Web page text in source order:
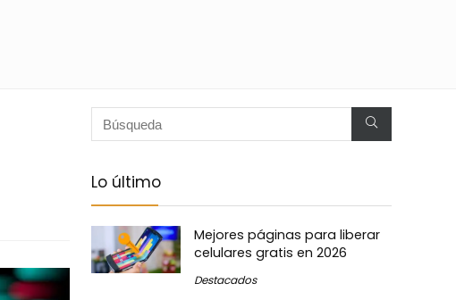
Lo último
Mejores páginas para liberar
celulares gratis en 2026
Destacados